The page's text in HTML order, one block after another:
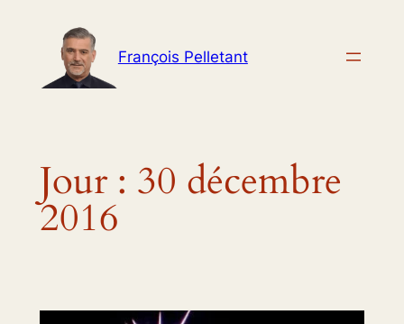
contenu
François Pelletant
Jour : 30 décembre
2016